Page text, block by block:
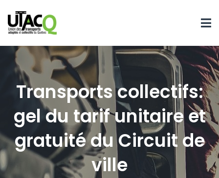
Transports collectifs:
gel du tarif unitaire et
gratuité du Circuit de
ville